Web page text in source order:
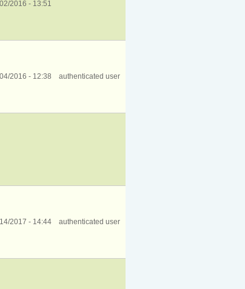
2016 - 13:51
2016 - 12:38 authenticated user
2017 - 14:44 authenticated user